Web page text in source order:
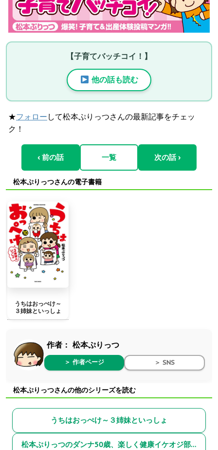
【子育てバッチコイ！】
他の話も読む
★フォロー して松本ぷりっつさんの最新記事をチェッ
ク！
‹ 前の話 一覧 次の話 ›
松本ぷりっつさんの電子書籍
うちはおっぺけ～
３姉妹といっしょ
作者： 松本ぷりっつ
＞ 作者ページ ＞ SNS
松本ぷりっつさんの他のシリーズを読む
うちはおっぺけ～３姉妹といっしょ
松本ぷりっつのダンナ50歳、楽しく健康イケオジ部！